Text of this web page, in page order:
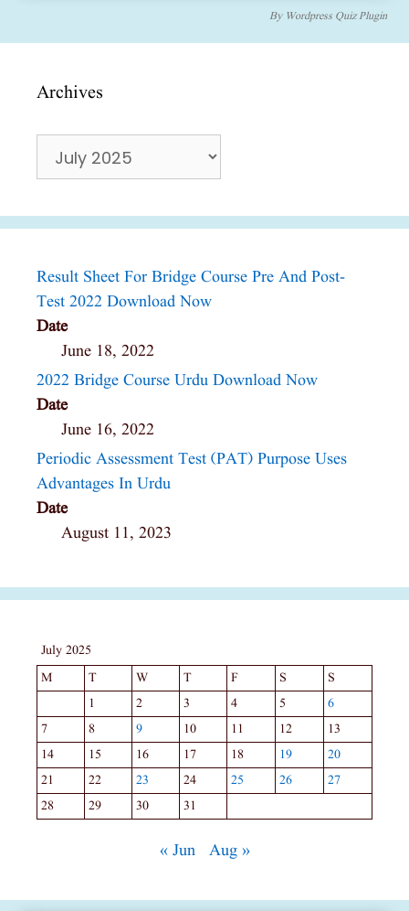
By Wordpress Quiz Plugin
Archives
Result Sheet For Bridge Course Pre And Post-
Test 2022 Download Now
Date
June 18, 2022
2022 Bridge Course Urdu Download Now
Date
June 16, 2022
Periodic Assessment Test (PAT) Purpose Uses
Advantages In Urdu
Date
August 11, 2023
July 2025
M
T W T F S
S
1
2 3 4 5
6
7
8 9 10 11 12
13
14
15 16 17 18 19
20
21
22 23 24 25 26
27
28
29 30 31
« Jun Aug »